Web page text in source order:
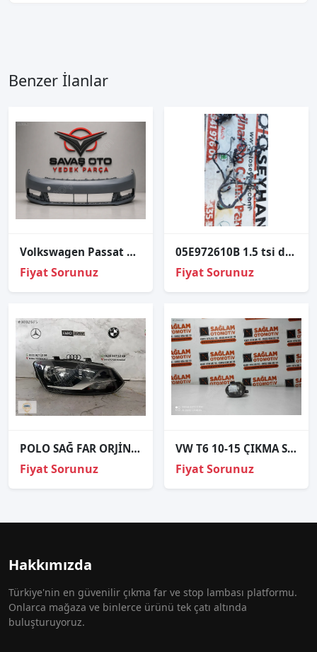
Benzer İlanlar
Volkswagen Passat Ön Tampon Far Yıkama Delikli Astar 2010 ve Üzeri
Fiyat Sorunuz
05E972610B 1.5 tsi dfy motor tesisatı
Fiyat Sorunuz
POLO SAĞ FAR ORJİNAL 13-
Fiyat Sorunuz
VW T6 10-15 ÇIKMA SAĞ ÖN SİS FARI OEM; 7E0941700A
Fiyat Sorunuz
Hakkımızda
Türkiye'nin en güvenilir çıkma far ve stop lambası platformu.
Onlarca mağaza ve binlerce ürünü tek çatı altında
buluşturuyoruz.